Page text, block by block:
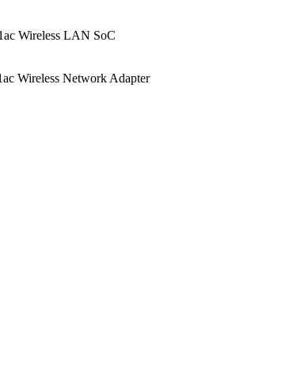
Wireless LAN SoC
Wireless Network Adapter